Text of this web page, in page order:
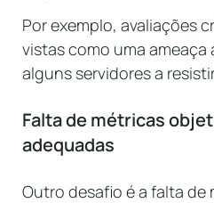
Por exemplo, avaliações
vistas como uma ameaça
alguns servidores a
Falta de métricas
adequadas
Outro desafio é a falta de